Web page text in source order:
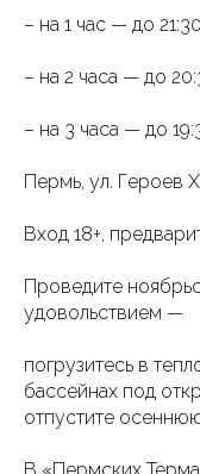
– на 1 час — до 21:30
– на 2 часа — до
– на 3 часа — до
Пермь, ул. Героев
Вход 18+,
Проведите
удовольствием —
погрузитесь в
бассейнах под
отпустите